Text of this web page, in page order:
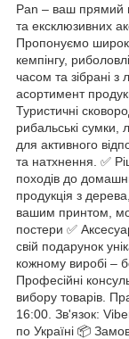
Pan – ваш прямий
та ексклюзивних
Пропонуємо
кемпінгу,
часом та зібрані
асортимент
Туристичні
рибальські сумки,
для активного
та натхнення. ✅
походів до
продукція з
вашим принтом,
постери ✅
свій подарунок
кожному виробі –
Професійні
вибору товарів.
16:00. Зв'язок:
по Україні 📦